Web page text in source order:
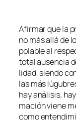
Afirmar que la
no más allá de
po­la­ble al
to­tal au­sen­cia
li­dad, sien­do
las más
hay aná­li­sis,
ma­ción vie­ne
co­mo